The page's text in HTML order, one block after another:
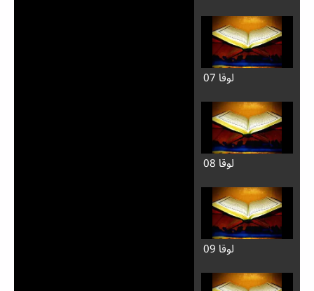
لوقا 07
لوقا 08
لوقا 09